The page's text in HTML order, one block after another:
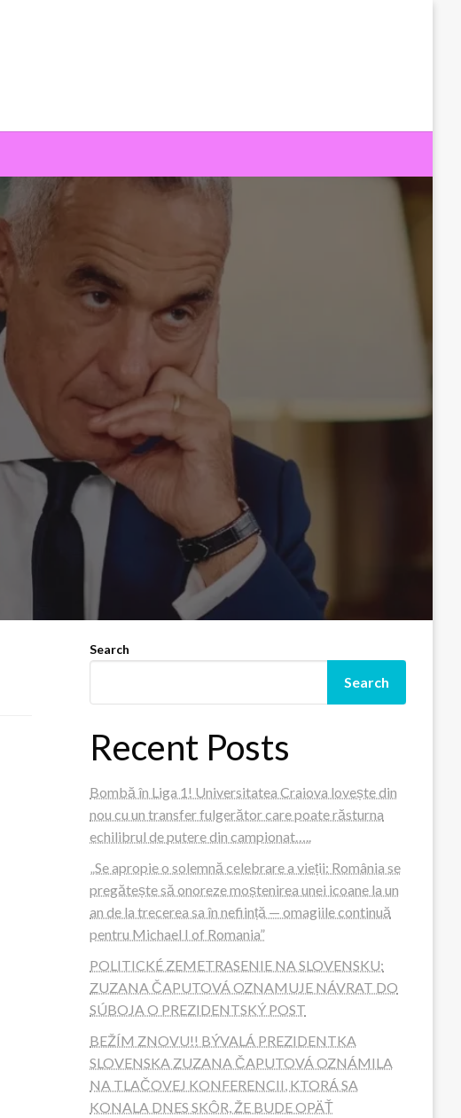
Search
Search
Recent Posts
Bombă în Liga 1! Universitatea Craiova lovește din
nou cu un transfer fulgerător care poate răsturna
echilibrul de putere din campionat…..
„Se apropie o solemnă celebrare a vieții: România se
pregătește să onoreze moștenirea unei icoane la un
an de la trecerea sa în neființă — omagiile continuă
pentru Michael I of Romania”
POLITICKÉ ZEMETRASENIE NA SLOVENSKU:
ZUZANA ČAPUTOVÁ OZNAMUJE NÁVRAT DO
SÚBOJA O PREZIDENTSKÝ POST
BEŽÍM ZNOVU!! BÝVALÁ PREZIDENTKA
SLOVENSKA ZUZANA ČAPUTOVÁ OZNÁMILA
NA TLAČOVEJ KONFERENCII, KTORÁ SA
KONALA DNES SKÔR, ŽE BUDE OPÄŤ